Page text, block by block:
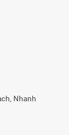
Nhanh